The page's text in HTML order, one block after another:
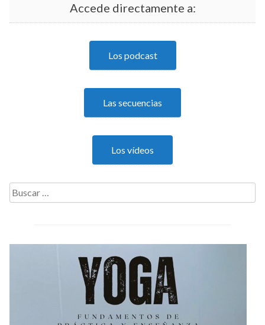
Accede directamente a:
Los podcast
Las secuencias
Los vídeos
Buscar: